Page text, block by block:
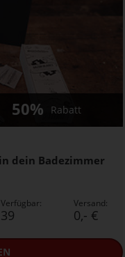
dein Badezimmer
50% Rabatt
Verfügbar:
39
Versand:
0,- €